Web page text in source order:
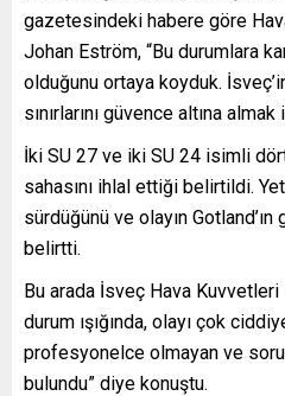
gazetesindeki habere göre
Johan Eström, “Bu durumlara
olduğunu ortaya koyduk.
sınırlarını güvence altına
İki SU 27 ve iki SU 24 isimli
sahasını ihlal ettiği belirtildi.
sürdüğünü ve olayın
belirtti.
Bu arada İsveç Hava Kuvvetleri
durum ışığında, olayı çok
profesyonelce olmayan ve
bulundu” diye konuştu.